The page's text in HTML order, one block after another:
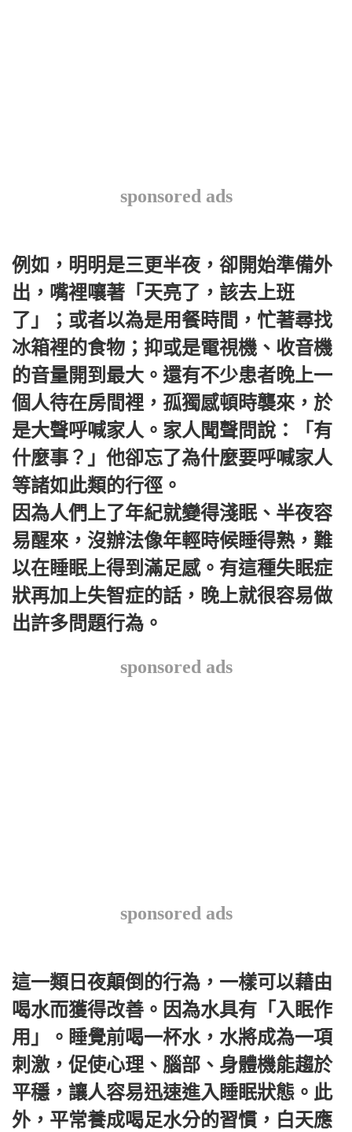
sponsored ads
例如，明明是三更半夜，卻開始準備外
出，嘴裡嚷著「天亮了，該去上班
了」；或者以為是用餐時間，忙著尋找
冰箱裡的食物；抑或是電視機、收音機
的音量開到最大。還有不少患者晚上一
個人待在房間裡，孤獨感頓時襲來，於
是大聲呼喊家人。家人聞聲問說：「有
什麼事？」他卻忘了為什麼要呼喊家人
等諸如此類的行徑。
因為人們上了年紀就變得淺眠、半夜容
易醒來，沒辦法像年輕時候睡得熟，難
以在睡眠上得到滿足感。有這種失眠症
狀再加上失智症的話，晚上就很容易做
出許多問題行為。
sponsored ads
sponsored ads
這一類日夜顛倒的行為，一樣可以藉由
喝水而獲得改善。因為水具有「入眠作
用」。睡覺前喝一杯水，水將成為一項
刺激，促使心理、腦部、身體機能趨於
平穩，讓人容易迅速進入睡眠狀態。此
外，平常養成喝足水分的習慣，白天應